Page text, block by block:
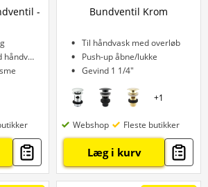
-
Passer til standard håndvaske
Bundventil Krom
Til håndvask med overløb
Push-up åbne/lukke
Gevind 1 1/4"
+1
Webshop Fleste butikker
Læg i kurv